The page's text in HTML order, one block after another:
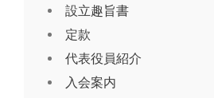
設立趣旨書
定款
代表役員紹介
入会案内